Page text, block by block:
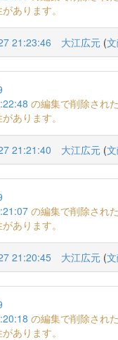
あります。
21:23:46 大江広元 (
の編集で削除され
あります。
21:21:40 大江広元 (
の編集で削除され
あります。
21:20:45 大江広元 (
の編集で削除され
あります。